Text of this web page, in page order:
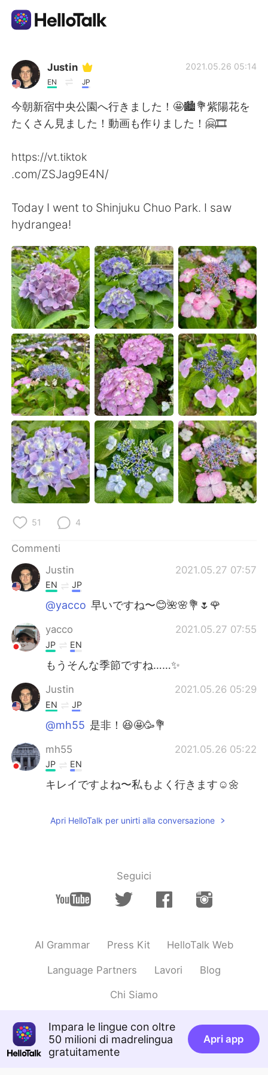
App di scambio linguistico
AI Grammar Checker
Italiano
English
繁體中文 Español
Deutsch 日本語
한국어 Русский
ไทย Indonesia
Türkçe Tiếng Việt
Português
Justin
EN JP
2021.05.26 05:14
今朝新宿中央公園へ行きました！🤩🏙💐紫陽花を
たくさん見ました！動画も作りました！🤗🎞
https://vt.tiktok
.com/ZSJag9E4N/
Today I went to Shinjuku Chuo Park. I saw
hydrangea!
51 4
Commenti
Justin
2021.05.27 07:57
EN JP
@yacco 早いですね〜😊🌺🌸💐🌷🌹
yacco 2021.05.27 07:55
JP EN
もうそんな季節ですね……✨
Justin 2021.05.26 05:29
EN JP
@mh55 是非！😆🤩🥳💐
mh55 2021.05.26 05:22
JP EN
キレイですよね〜私もよく行きます☺🌼
Apri HelloTalk per unirti alla conversazione
Seguici
AI Grammar Press Kit HelloTalk Web
Language Partners Lavori Blog
Chi Siamo
Impara le lingue con oltre
50 milioni di madrelingua
gratuitamente
Apri app